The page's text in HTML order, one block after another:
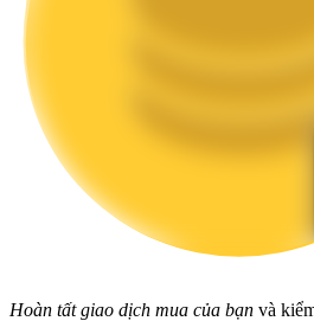
Đặt cọc linh hoạt để kiếm được
Hoàn tất giao dịch mua của bạn và